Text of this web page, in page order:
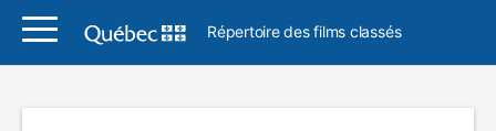
Répertoire des films classés